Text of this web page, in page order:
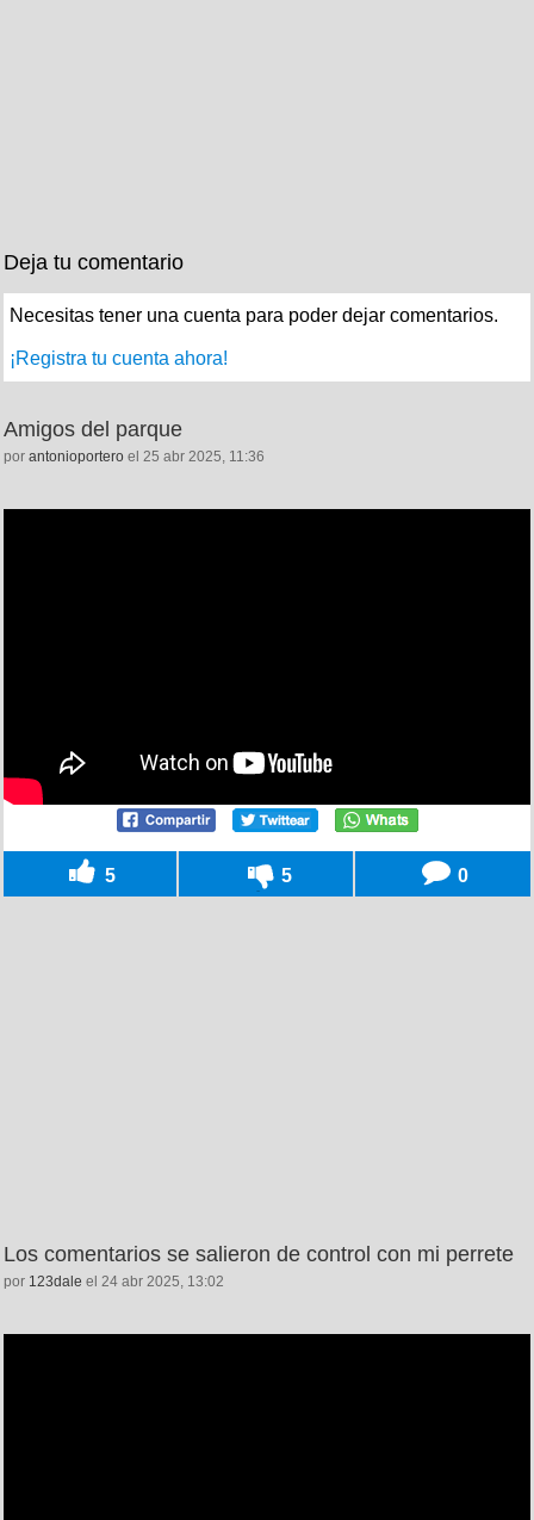
Deja tu comentario
Necesitas tener una cuenta para poder dejar comentarios.
¡Registra tu cuenta ahora!
Amigos del parque
por antonioportero el 25 abr 2025, 11:36
5 5 0
Los comentarios se salieron de control con mi perrete
por 123dale el 24 abr 2025, 13:02